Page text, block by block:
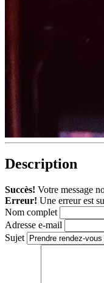
Description
Succès! Votre message
Erreur! Une erreur est
Nom complet
Adresse e-mail
Sujet